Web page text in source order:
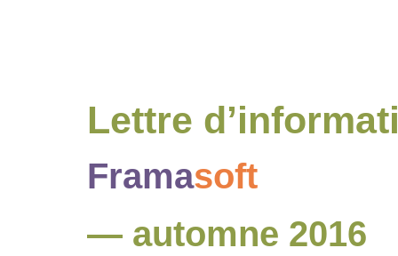
Lettre
Framasoft
— automne 2016